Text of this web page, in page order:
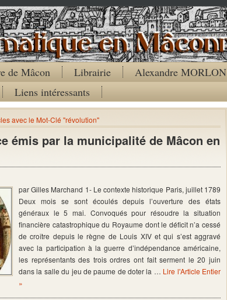
de Mâcon Librairie
Alexandre MORLON
Liens intéressants
avec le Mot-Clé "révolution"
émis par la municipalité de Mâcon en
par Gilles Marchand 1- Le contexte historique Paris, juillet 1789
Deux mois se sont écoulés depuis l’ouverture des états
généraux le 5 mai. Convoqués pour résoudre la situation
financière catastrophique du Royaume dont le déficit n’a cessé
de croître depuis le règne de Louis XIV et qui s’est aggravé
avec la participation à la guerre d’indépendance américaine,
les représentants des trois ordres ont fait serment le 20 juin
dans la salle du jeu de paume de doter la … Lire l'Article Entier
»